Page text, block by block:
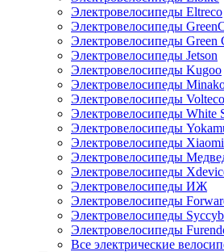
Электровелосипеды Eltreco
Электровелосипеды
Электровелосипеды Green
Электровелосипеды Jetson
Электровелосипеды Kugoo
Электровелосипеды
Электровелосипеды Volteco
Электровелосипеды White
Электровелосипеды
Электровелосипеды Xiaomi
Электровелосипеды
Электровелосипеды
Электровелосипеды ИЖ
Электровелосипеды
Электровелосипеды
Электровелосипеды
Все электрические